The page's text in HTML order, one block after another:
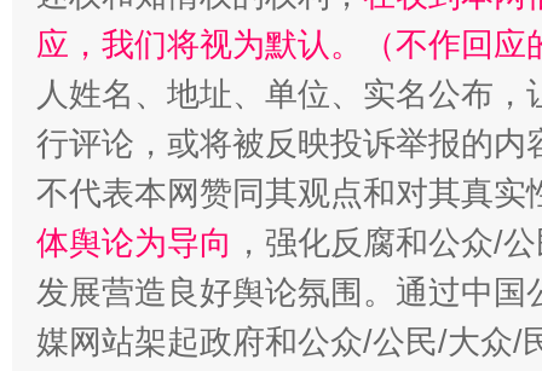
应，我们将视为默认。（不作回应
人姓名、地址、单位、实名公布
行评论，或将被反映投诉举报的
不代表本网赞同其观点和对其真实
体舆论为导向 ，强化反腐和公众/
发展营造良好舆论氛围。通过中
媒网站架起政府和公众/公民/大众/